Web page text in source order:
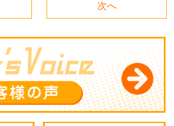
次へ